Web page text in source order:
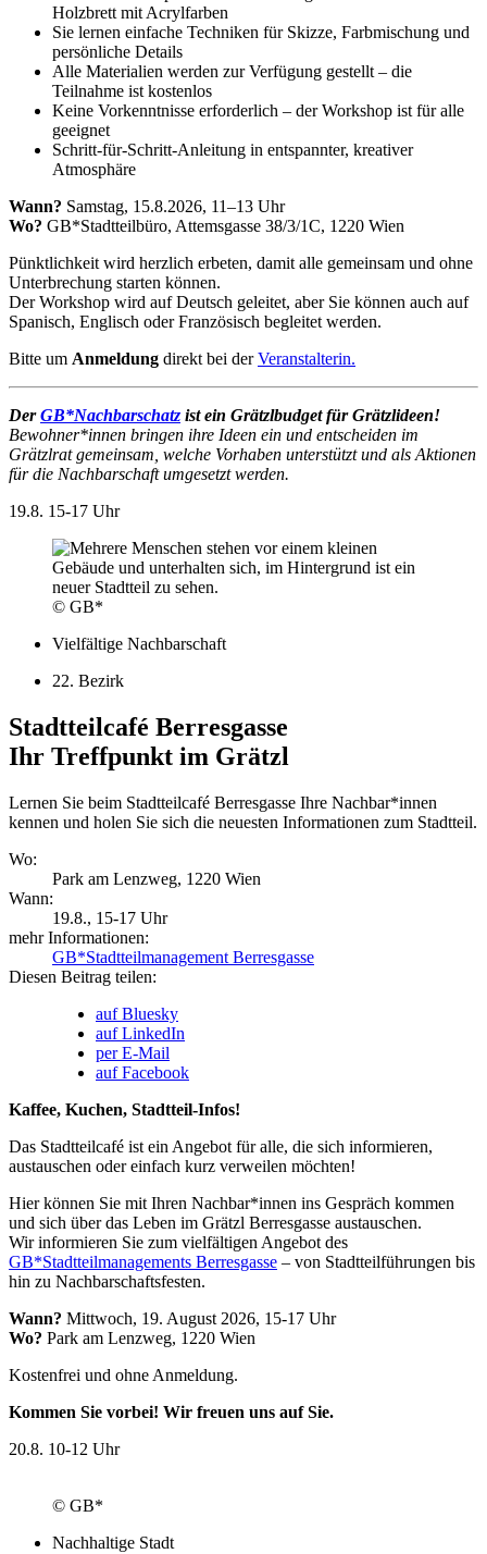
Holzbrett mit Acrylfarben
Sie lernen einfache Techniken für Skizze, Farbmischung und
persönliche Details
Alle Materialien werden zur Verfügung gestellt – die
Teilnahme ist kostenlos
Keine Vorkenntnisse erforderlich – der Workshop ist für alle
geeignet
Schritt-für-Schritt-Anleitung in entspannter, kreativer
Atmosphäre
Wann? Samstag, 15.8.2026, 11–13 Uhr
Wo? GB*Stadtteilbüro, Attemsgasse 38/3/1C, 1220 Wien
Pünktlichkeit wird herzlich erbeten, damit alle gemeinsam und ohne
Unterbrechung starten können.
Der Workshop wird auf Deutsch geleitet, aber Sie können auch auf
Spanisch, Englisch oder Französisch begleitet werden.
Bitte um Anmeldung direkt bei der Veranstalterin.
DerGB*Nachbarschatz ist ein Grätzlbudget für Grätzlideen!
Bewohner*innen bringen ihre Ideen ein und entscheiden im
Grätzlrat gemeinsam, welche Vorhaben unterstützt und als Aktionen
für die Nachbarschaft umgesetzt werden.
19.8. 15-17 Uhr
© GB*
Vielfältige Nachbarschaft
22. Bezirk
Stadtteilcafé Berresgasse
Ihr Treffpunkt im Grätzl
Lernen Sie beim Stadtteilcafé Berresgasse Ihre Nachbar*innen
kennen und holen Sie sich die neuesten Informationen zum Stadtteil.
Wo:
Park am Lenzweg, 1220 Wien
Wann:
19.8., 15-17 Uhr
mehr Informationen:
GB*Stadtteilmanagement Berresgasse
Diesen Beitrag teilen:
auf Bluesky
auf LinkedIn
per E-Mail
auf Facebook
Kaffee, Kuchen, Stadtteil-Infos!
Das Stadtteilcafé ist ein Angebot für alle, die sich informieren,
austauschen oder einfach kurz verweilen möchten!
Hier können Sie mit Ihren Nachbar*innen ins Gespräch kommen
und sich über das Leben im Grätzl Berresgasse austauschen.
Wir informieren Sie zum vielfältigen Angebot des
GB*Stadtteilmanagements Berresgasse – von Stadtteilführungen bis
hin zu Nachbarschaftsfesten.
Wann? Mittwoch, 19. August 2026, 15-17 Uhr
Wo? Park am Lenzweg, 1220 Wien
Kostenfrei und ohne Anmeldung.
Kommen Sie vorbei! Wir freuen uns auf Sie.
20.8. 10-12 Uhr
© GB*
Nachhaltige Stadt